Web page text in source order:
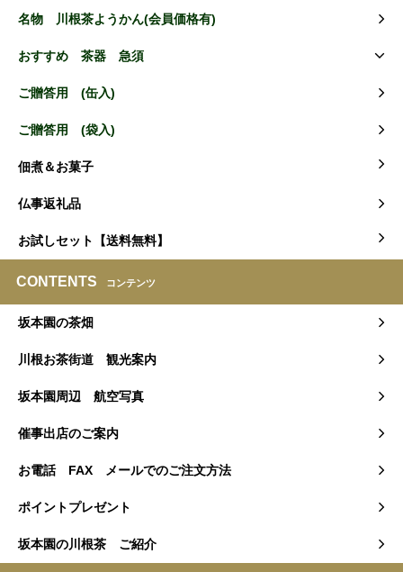
名物 川根茶ようかん(会員価格有)
おすすめ 茶器 急須
ご贈答用 (缶入)
ご贈答用 (袋入)
佃煮＆お菓子
仏事返礼品
お試しセット【送料無料】
CONTENTS コンテンツ
坂本園の茶畑
川根お茶街道 観光案内
坂本園周辺 航空写真
催事出店のご案内
お電話 FAX メールでのご注文方法
ポイントプレゼント
坂本園の川根茶 ご紹介